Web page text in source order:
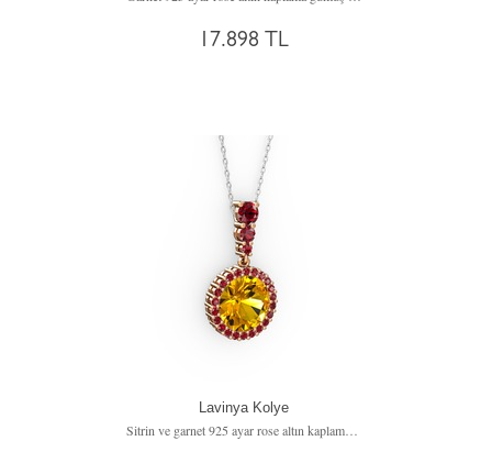
17.898 TL
Lavinya Kolye
Sitrin ve garnet 925 ayar rose altın kaplama gümüş kolye (40 cm beyaz altın rolo zincir)